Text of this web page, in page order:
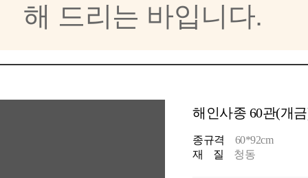
해 드리는 바입니다.
해인사종 60관(개
종규격
60*92cm
재 질
청동